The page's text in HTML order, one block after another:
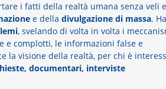
i fatti della realtà umana senza veli e
e della divulgazione di massa.
, svelando di volta in volta i
e complotti, le informazioni false e
la visione della realtà, per chi è
documentari, interviste